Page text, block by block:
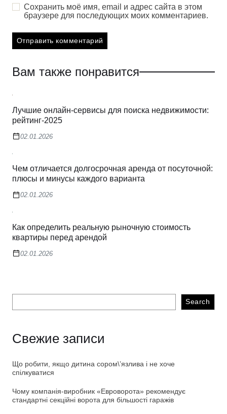
Сохранить моё имя, email и адрес сайта в этом
браузере для последующих моих комментариев.
Вам также понравится
Лучшие онлайн-сервисы для поиска недвижимости:
рейтинг-2025
02.01.2026
Чем отличается долгосрочная аренда от посуточной:
плюсы и минусы каждого варианта
02.01.2026
Как определить реальную рыночную стоимость
квартиры перед арендой
02.01.2026
Search
Свежие записи
Що робити, якщо дитина сором\’язлива і не хоче
спілкуватися
Чому компанія-виробник «Евроворота» рекомендує
стандартні секційні ворота для більшості гаражів